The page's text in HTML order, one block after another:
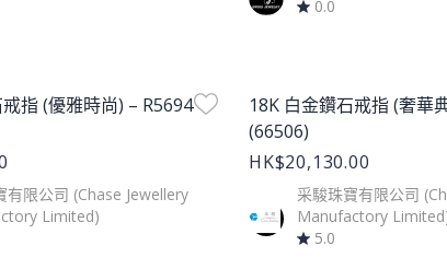
0.0
指 (優雅時尚) – R5694
有限公司 (Chase Jewellery
Limited)
Product Image
18K 白金鑽石戒指 (奢華
(66506)
HK$20,130.00
采駿珠寶有限公司
Manufactory
5.0